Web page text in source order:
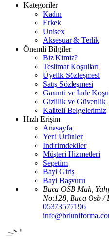
Kategoriler
Kadın
Erkek
Unisex
Aksesuar & Terlik
Önemli Bilgiler
Biz Kimiz?
Teslimat Koşulları
Üyelik Sözleşmesi
Satış Sözleşmesi
Garanti ve İade
Gizlilik ve Güvenlik
Kaliteli Belgelerimiz
Hızlı Erişim
Anasayfa
Yeni Ürünler
İndirimdekiler
Müşteri Hizmetleri
Sepetim
Bayi Giriş
Bayi Başvuru
Buca OSB Mah,
No:128, Buca Osb /
05373577196